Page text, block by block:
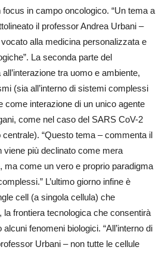
in campo oncologico. “Un tema a
il professor Andrea Urbani –
alla medicina personalizzata e
La seconda parte del
tra uomo e ambiente,
(sia all’interno di sistemi complessi
come interazione di un unico agente
come nel caso del SARS CoV-2
“Questo tema – commenta il
viene più declinato come mera
ma come un vero e proprio paradigma
L’ultimo giorno infine è
cell (a singola cellula) che
la frontiera tecnologica che consentirà
fenomeni biologici. “All’interno di
Urbani – non tutte le cellule